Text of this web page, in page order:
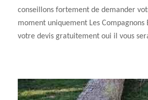
conseillons fortement de demander
moment uniquement Les Compagnons
votre devis gratuitement oui il vous